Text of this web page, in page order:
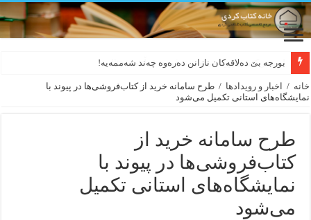
بورجە بێ دەلاقەکان نازانن دەرەوە چەند شەممەیە!
خانه / اخبار و رویدادها / طرح سامانه خرید از کتاب‌فروشی‌ها در پیوند با
نمایشگاه‌های استانی تکمیل می‌شود
طرح سامانه خرید از
کتاب‌فروشی‌ها در پیوند با
نمایشگاه‌های استانی تکمیل
می‌شود